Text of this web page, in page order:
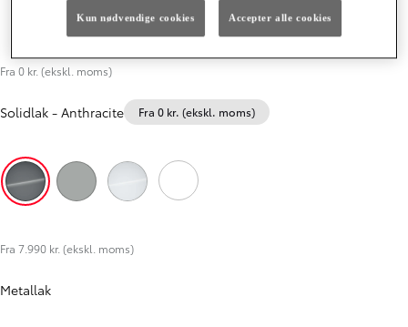
Fra 0 kr. (ekskl. moms)
Solidlak - Anthracite Fra 0 kr. (ekskl. moms)
Anthracite
Fra 7.990 kr. (ekskl. moms)
Metallak
Kun nødvendige cookies Accepter alle cookies